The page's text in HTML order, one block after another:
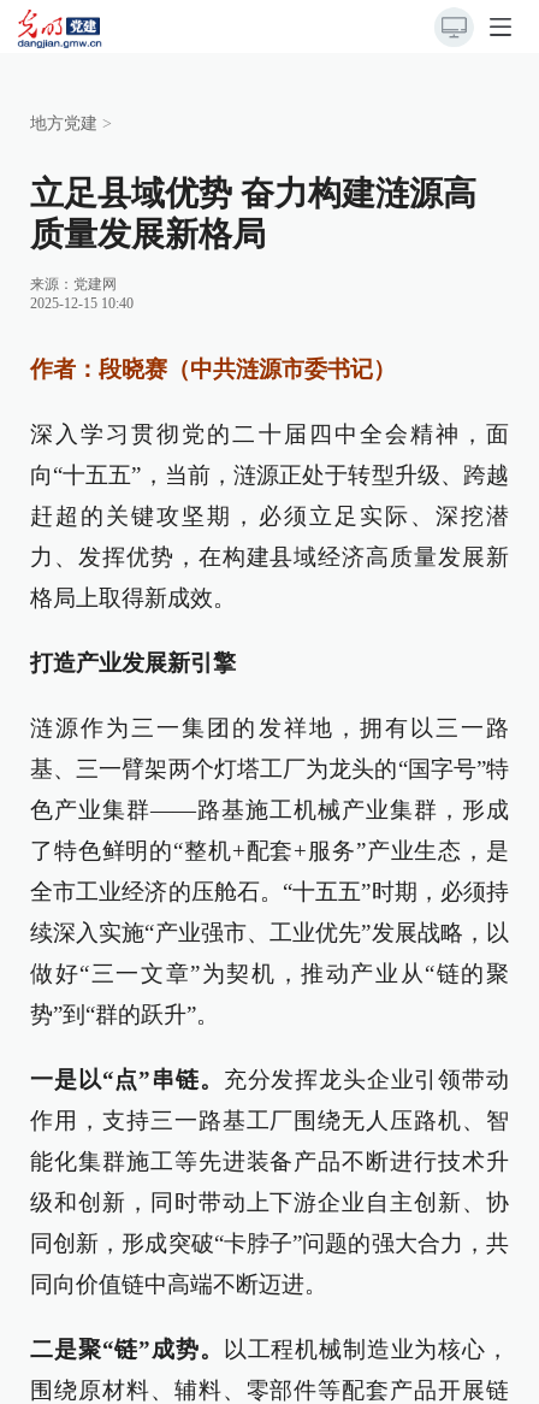
地方党建 >
立足县域优势 奋力构建涟源高
质量发展新格局
来源： 党建网
2025-12-15 10:40
作者：段晓赛（中共涟源市委书记）
深入学习贯彻党的二十届四中全会精神，面
向“十五五”，当前，涟源正处于转型升级、跨越
赶超的关键攻坚期，必须立足实际、深挖潜
力、发挥优势，在构建县域经济高质量发展新
格局上取得新成效。
打造产业发展新引擎
涟源作为三一集团的发祥地，拥有以三一路
基、三一臂架两个灯塔工厂为龙头的“国字号”特
色产业集群——路基施工机械产业集群，形成
了特色鲜明的“整机+配套+服务”产业生态，是
全市工业经济的压舱石。“十五五”时期，必须持
续深入实施“产业强市、工业优先”发展战略，以
做好“三一文章”为契机，推动产业从“链的聚
势”到“群的跃升”。
一是以“点”串链。 充分发挥龙头企业引领带动
作用，支持三一路基工厂围绕无人压路机、智
能化集群施工等先进装备产品不断进行技术升
级和创新，同时带动上下游企业自主创新、协
同创新，形成突破“卡脖子”问题的强大合力，共
同向价值链中高端不断迈进。
二是聚“链”成势。
以工程机械制造业为核心，
围绕原材料、辅料、零部件等配套产品开展链